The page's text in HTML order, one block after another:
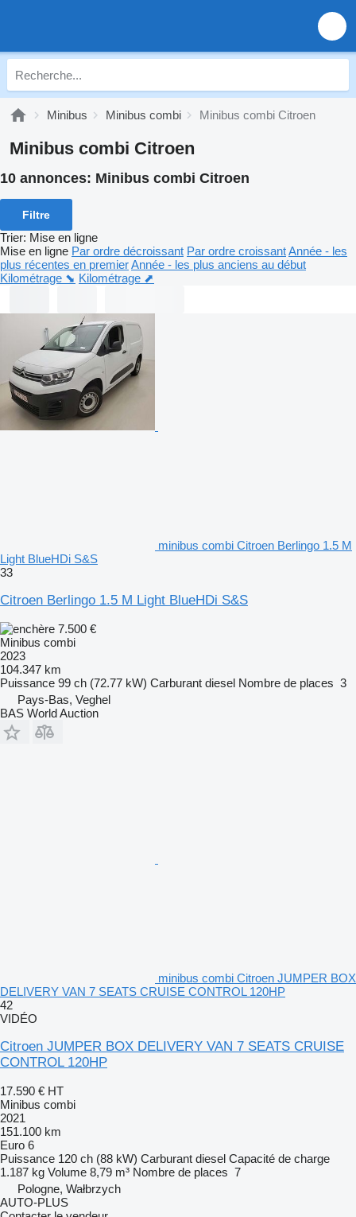
Minibus Minibus combi Minibus combi Citroen
Minibus combi Citroen
10 annonces: Minibus combi Citroen
Filtre
Trier: Mise en ligne
Mise en ligne Par ordre décroissant Par ordre croissantAnnée - les
plus récentes en premierAnnée - les plus anciens au début
Kilométrage ⬊ Kilométrage ⬈
minibus combi Citroen Berlingo 1.5 M
Light BlueHDi S&S
33
Citroen Berlingo 1.5 M Light BlueHDi S&S
7.500 €
Minibus combi
2023
104.347 km
Puissance 99 ch (72.77 kW) Carburant diesel Nombre de places 3
Pays-Bas, Veghel
BAS World Auction
minibus combi Citroen JUMPER BOX
DELIVERY VAN 7 SEATS CRUISE CONTROL 120HP
42
VIDÉO
Citroen JUMPER BOX DELIVERY VAN 7 SEATS CRUISE
CONTROL 120HP
17.590 € HT
Minibus combi
2021
151.100 km
Euro 6
Puissance 120 ch (88 kW) Carburant diesel Capacité de charge
1.187 kg Volume 8,79 m³ Nombre de places 7
Pologne, Wałbrzych
AUTO-PLUS